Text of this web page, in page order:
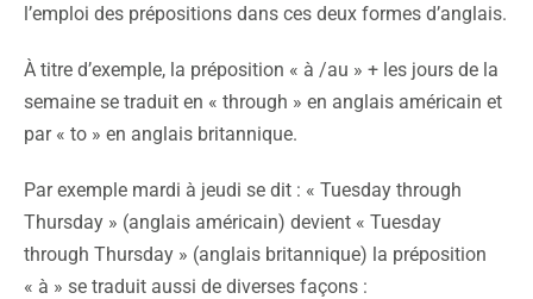
l’emploi des prépositions dans ces deux formes d’anglais.
À titre d’exemple, la préposition « à /au » + les jours de la
semaine se traduit en « through » en anglais américain et
par « to » en anglais britannique.
Par exemple mardi à jeudi se dit : « Tuesday through
Thursday » (anglais américain) devient « Tuesday
through Thursday » (anglais britannique) la préposition
« à » se traduit aussi de diverses façons :